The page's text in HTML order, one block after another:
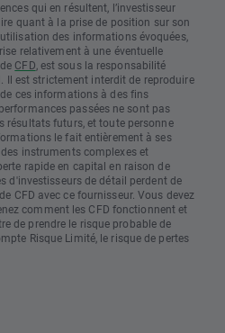
qui en résultent, l’investisseur
quant à la prise de position sur son
des informations évoquées,
relativement à une éventuelle
CFD, est sous la responsabilité
Il est strictement interdit de reproduire
ces informations à des fins
passées ne sont pas
résultats futurs, et toute personne
le fait entièrement à ses
instruments complexes et
rapide en capital en raison de
d'investisseurs de détail perdent de
CFD avec ce fournisseur. Vous devez
comment les CFD fonctionnent et
de prendre le risque probable de
Risque Limité, le risque de pertes